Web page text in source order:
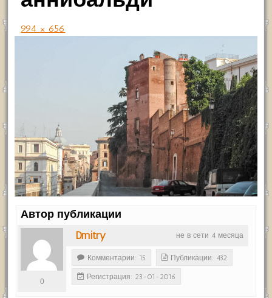
994 × 656
Автор публикации
не в сети 4 месяца
Dmitry
0
Комментарии: 15 Публикации: 432
Регистрация: 23-01-2016